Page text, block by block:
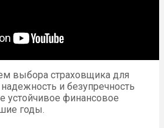
выбора страховщика для
и безупречность
устойчивое финансовое
годы.